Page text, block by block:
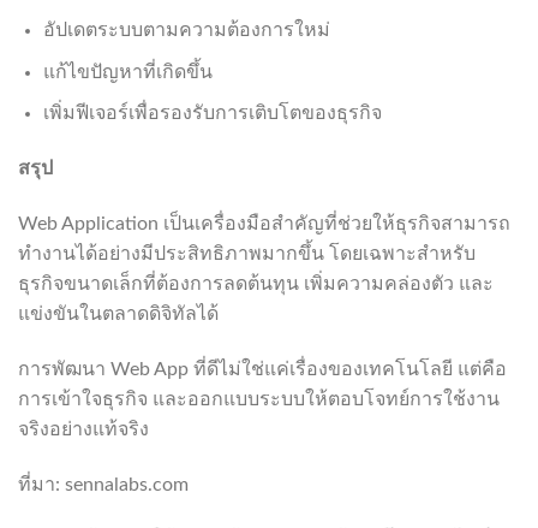
อัปเดตระบบตามความต้องการใหม่
แก้ไขปัญหาที่เกิดขึ้น
เพิ่มฟีเจอร์เพื่อรองรับการเติบโตของธุรกิจ
สรุป
Web Application เป็นเครื่องมือสำคัญที่ช่วยให้ธุรกิจสามารถ
ทำงานได้อย่างมีประสิทธิภาพมากขึ้น โดยเฉพาะสำหรับ
ธุรกิจขนาดเล็กที่ต้องการลดต้นทุน เพิ่มความคล่องตัว และ
แข่งขันในตลาดดิจิทัลได้
การพัฒนา Web App ที่ดีไม่ใช่แค่เรื่องของเทคโนโลยี แต่คือ
การเข้าใจธุรกิจ และออกแบบระบบให้ตอบโจทย์การใช้งาน
จริงอย่างแท้จริง
ที่มา: sennalabs.com